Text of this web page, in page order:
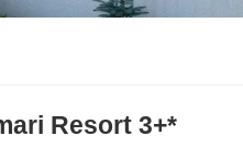
Resort 3+*